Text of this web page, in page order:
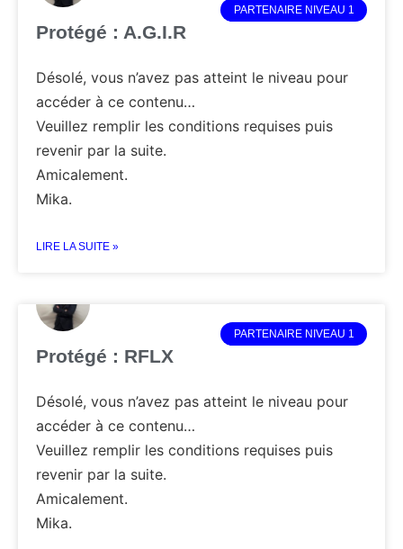
PARTENAIRE NIVEAU 1
Protégé : A.G.I.R
Désolé, vous n’avez pas atteint le niveau pour
accéder à ce contenu…
Veuillez remplir les conditions requises puis
revenir par la suite.
Amicalement.
Mika.
LIRE LA SUITE »
PARTENAIRE NIVEAU 1
Protégé : RFLX
Désolé, vous n’avez pas atteint le niveau pour
accéder à ce contenu…
Veuillez remplir les conditions requises puis
revenir par la suite.
Amicalement.
Mika.